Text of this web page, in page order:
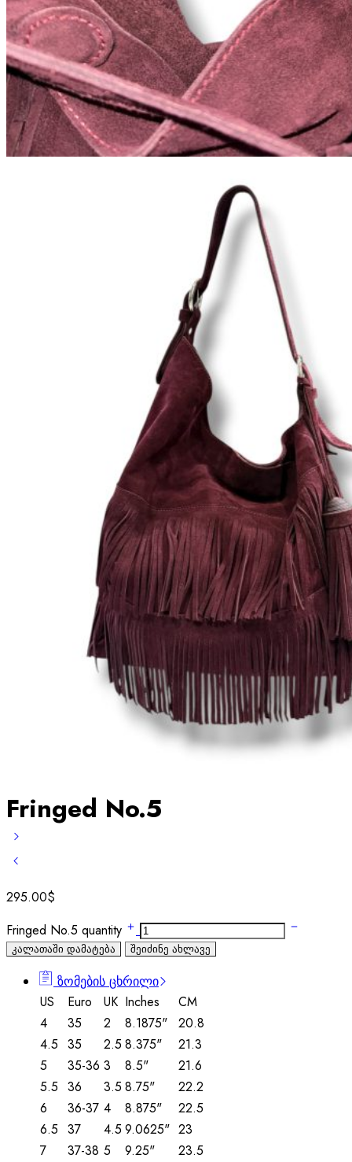
Fringed No.5
295.00$
Fringed No.5 quantity
კალათაში დამატება შეიძინე ახლავე
ზომების ცხრილი
US
Euro UK Inches
CM
4
35 2 8.1875"
20.8
4.5 35 2.5 8.375"
21.3
5
35-36 3 8.5"
21.6
5.5 36 3.5 8.75"
22.2
6
36-37 4 8.875"
22.5
6.5 37 4.5 9.0625" 23
7
37-38 5 9.25"
23.5